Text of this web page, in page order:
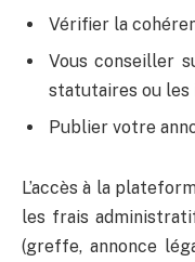
Vérifier la
Vous conseiller
statutaires ou
Publier votre
L’accès à la
les frais
(greffe, annonce